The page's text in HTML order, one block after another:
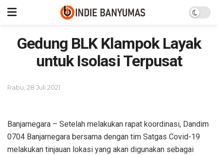
Gedung BLK Klampok Layak
untuk Isolasi Terpusat
Rabu, 28 Juli 2021
Banjarnegara – Setelah melakukan rapat koordinasi, Dandim
0704 Banjarnegara bersama dengan tim Satgas Covid-19
melakukan tinjauan lokasi yang akan digunakan sebagai